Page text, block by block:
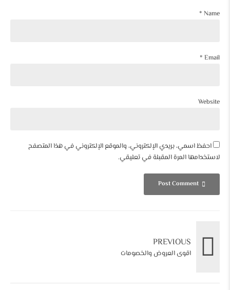
Name *
Email *
Website
احفظ اسمي، بريدي الإلكتروني، والموقع الإلكتروني في هذا المتصفح
لاستخدامها المرة المقبلة في تعليقي.
Post Comment
PREVIOUS
اقوى العروض والخصومات